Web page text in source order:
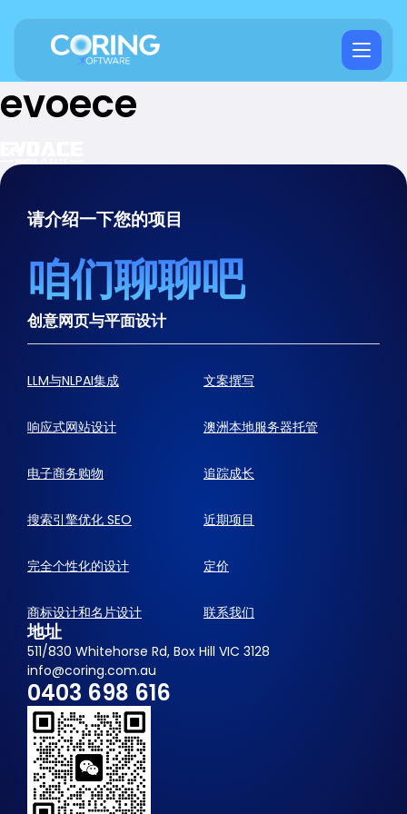
evoece
请介绍一下您的项目
咱们聊聊吧
创意网页与平面设计
LLM与NLPAI集成 文案撰写
响应式网站设计 澳洲本地服务器托管
电子商务购物 追踪成长
搜索引擎优化 SEO 近期项目
完全个性化的设计 定价
商标设计和名片设计 联系我们
地址
511/830 Whitehorse Rd, Box Hill VIC 3128
info@coring.com.au
0403 698 616